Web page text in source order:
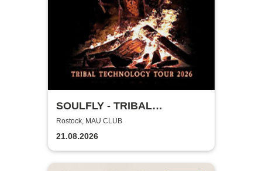
SOULFLY - TRIBAL
TECHNOLOGY TOUR 2026
Rostock, MAU CLUB
21.08.2026